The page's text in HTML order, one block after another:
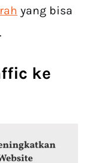
yang bisa
ke